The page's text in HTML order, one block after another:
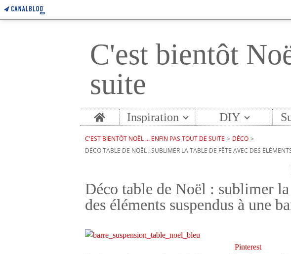
C'est bientôt
suite
Home Inspiration DIY
C'EST BIENTÔT NOËL ... ENFIN PAS TOUT DE SUITE > DÉCO >
DÉCO TABLE DE NOËL : SUBLIMER LA TABLE DE FÊTE AVEC DES
Déco table de Noël : sublimer
des éléments suspendus à une
Pinterest